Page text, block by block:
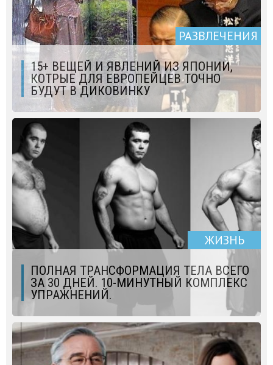
РАЗВЛЕЧЕНИЯ
15+ ВЕЩЕЙ И ЯВЛЕНИЙ ИЗ ЯПОНИИ,
КОТРЫЕ ДЛЯ ЕВРОПЕЙЦЕВ ТОЧНО
БУДУТ В ДИКОВИНКУ
ЖИЗНЬ
ПОЛНАЯ ТРАНСФОРМАЦИЯ ТЕЛА ВСЕГО
ЗА 30 ДНЕЙ. 10-МИНУТНЫЙ КОМПЛЕКС
УПРАЖНЕНИЙ.